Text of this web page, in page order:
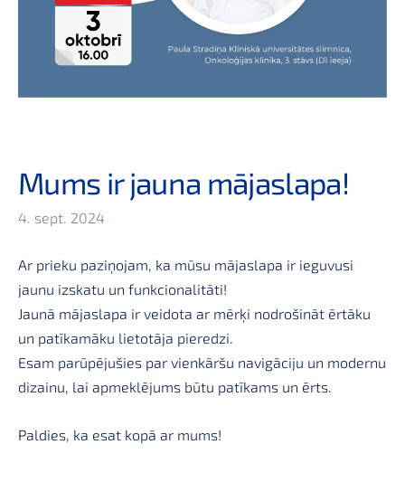
Mums ir jauna mājaslapa!
4. sept. 2024
Ar prieku paziņojam, ka mūsu mājaslapa ir ieguvusi
jaunu izskatu un funkcionalitāti!
Jaunā mājaslapa ir veidota ar mērķi nodrošināt ērtāku
un patīkamāku lietotāja pieredzi.
Esam parūpējušies par vienkāršu navigāciju un modernu
dizainu, lai apmeklējums būtu patīkams un ērts.
Paldies, ka esat kopā ar mums!